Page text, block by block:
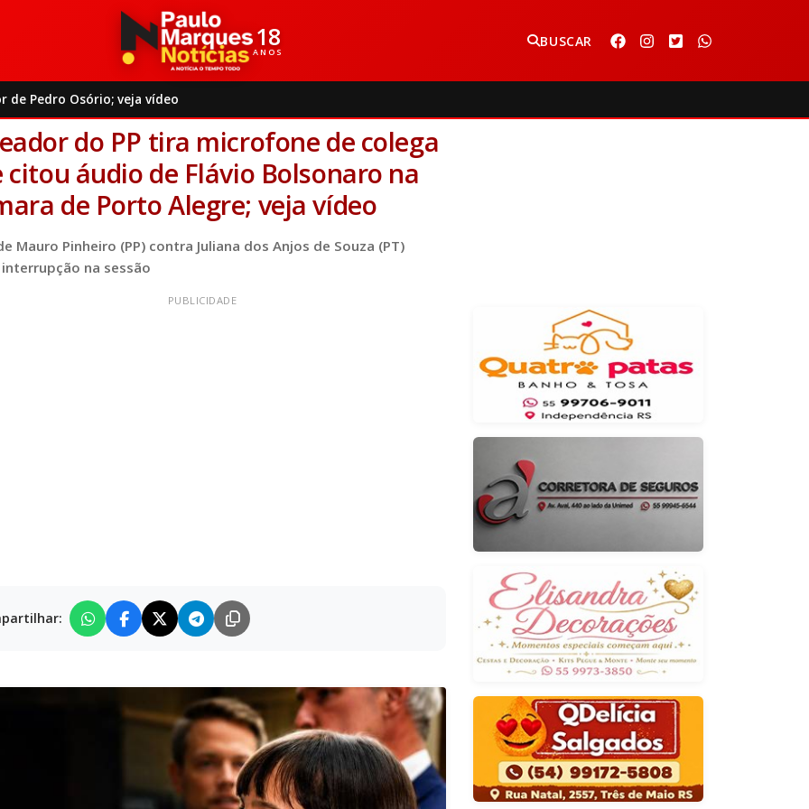
18
ANOS
BUSCAR
Pedro Osório; veja vídeo
Vereador do PP tira microfone de colega que citou áudio d...
2026| 16:35 |Política 6 min de leitura
do PP tira microfone de colega
citou áudio de Flávio Bolsonaro na
de Porto Alegre; veja vídeo
Mauro Pinheiro (PP) contra Juliana dos Anjos de Souza (PT)
na sessão